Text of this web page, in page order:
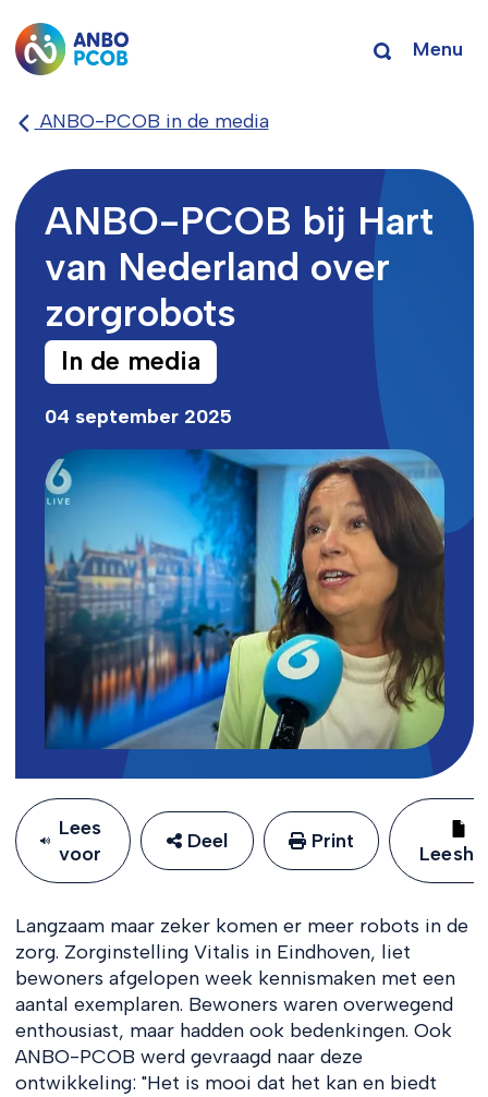
Menu
ANBO-PCOB in de media
ANBO-PCOB bij Hart
van Nederland over
zorgrobots
In de media
04 september 2025
Lees
voor
Deel Print
Langzaam maar zeker komen er meer robots in de
zorg. Zorginstelling Vitalis in Eindhoven, liet
bewoners afgelopen week kennismaken met een
aantal exemplaren. Bewoners waren overwegend
enthousiast, maar hadden ook bedenkingen. Ook
ANBO-PCOB werd gevraagd naar deze
ontwikkeling: "Het is mooi dat het kan en biedt